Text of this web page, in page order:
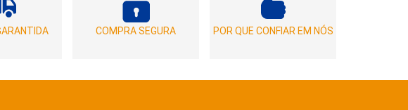
COMPRA SEGURA POR QUE CONFIAR EM NÓS